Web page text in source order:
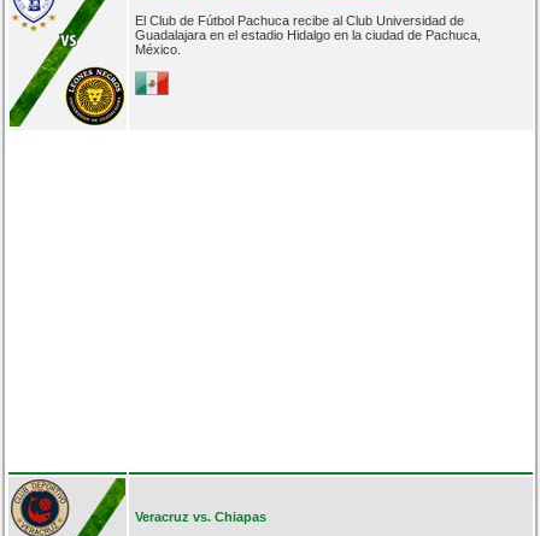
El Club de Fútbol Pachuca recibe al Club Universidad de
Guadalajara en el estadio Hidalgo en la ciudad de Pachuca,
México.
Veracruz vs. Chiapas